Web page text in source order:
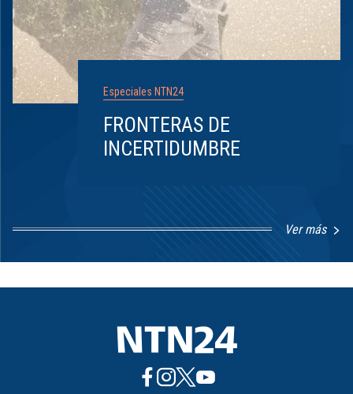
Especiales NTN24
FRONTERAS DE
INCERTIDUMBRE
Ver más
8